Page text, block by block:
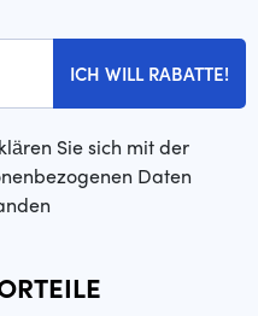
ICH WILL RABATTE!
Sie sich mit der
Daten